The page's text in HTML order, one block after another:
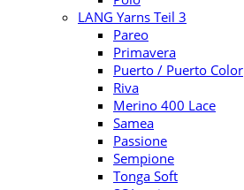
LANG Yarns Teil 3
Pareo
Primavera
Puerto / Puerto Color
Riva
Merino 400 Lace
Samea
Passione
Sempione
Tonga Soft